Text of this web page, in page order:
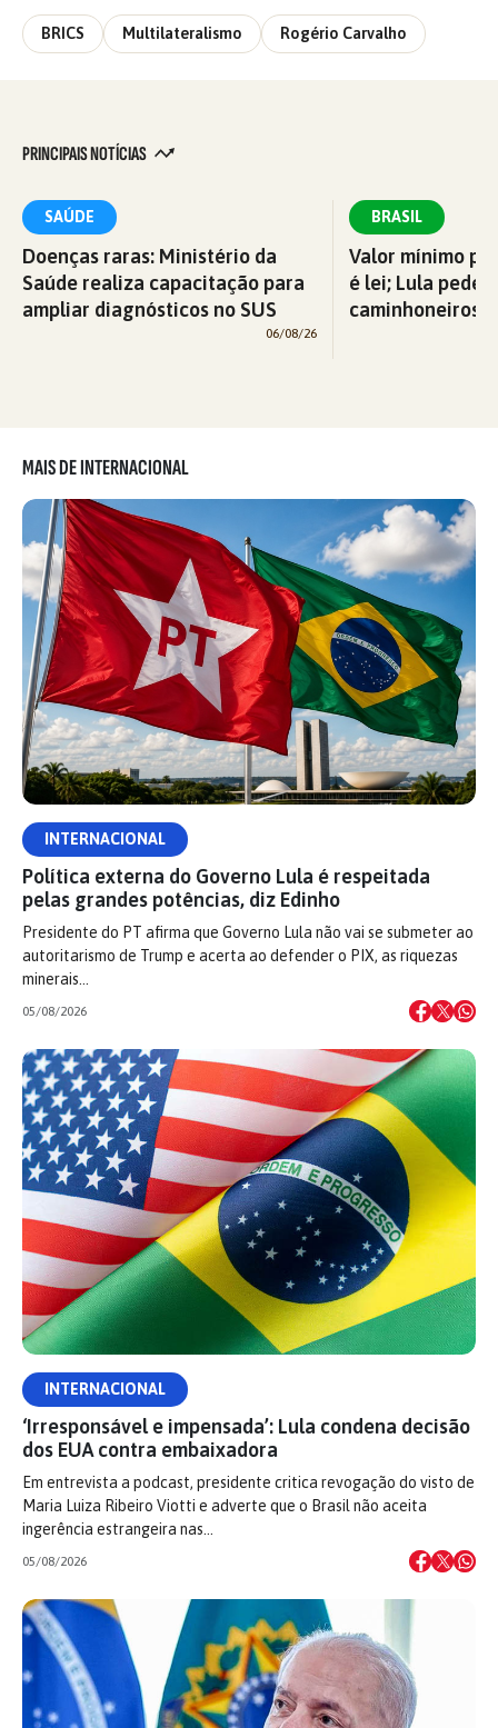
BRICS Multilateralismo Rogério Carvalho
PRINCIPAIS NOTÍCIAS
SAÚDE
Doenças raras: Ministério da
Saúde realiza capacitação para
ampliar diagnósticos no SUS
06/08/26
BRASIL
Valor mínimo
é lei; Lula pede
caminhoneiros
MAIS DE INTERNACIONAL
INTERNACIONAL
Política externa do Governo Lula é respeitada
pelas grandes potências, diz Edinho
Presidente do PT afirma que Governo Lula não vai se submeter ao
autoritarismo de Trump e acerta ao defender o PIX, as riquezas
minerais…
05/08/2026
INTERNACIONAL
‘Irresponsável e impensada’: Lula condena decisão
dos EUA contra embaixadora
Em entrevista a podcast, presidente critica revogação do visto de
Maria Luiza Ribeiro Viotti e adverte que o Brasil não aceita
ingerência estrangeira nas…
05/08/2026